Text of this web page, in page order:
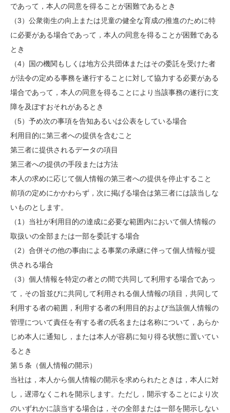
であって，本人の同意を得ることが困難であるとき
（3）公衆衛生の向上または児童の健全な育成の推進のために特
に必要がある場合であって，本人の同意を得ることが困難である
とき
（4）国の機関もしくは地方公共団体またはその委託を受けた者
が法令の定める事務を遂行することに対して協力する必要がある
場合であって，本人の同意を得ることにより当該事務の遂行に支
障を及ぼすおそれがあるとき
（5）予め次の事項を告知あるいは公表をしている場合
利用目的に第三者への提供を含むこと
第三者に提供されるデータの項目
第三者への提供の手段または方法
本人の求めに応じて個人情報の第三者への提供を停止すること
前項の定めにかかわらず，次に掲げる場合は第三者には該当しな
いものとします。
（1）当社が利用目的の達成に必要な範囲内において個人情報の
取扱いの全部または一部を委託する場合
（2）合併その他の事由による事業の承継に伴って個人情報が提
供される場合
（3）個人情報を特定の者との間で共同して利用する場合であっ
て，その旨並びに共同して利用される個人情報の項目，共同して
利用する者の範囲，利用する者の利用目的および当該個人情報の
管理について責任を有する者の氏名または名称について，あらか
じめ本人に通知し，または本人が容易に知り得る状態に置いてい
るとき
第５条（個人情報の開示）
当社は，本人から個人情報の開示を求められたときは，本人に対
し，遅滞なくこれを開示します。ただし，開示することにより次
のいずれかに該当する場合は，その全部または一部を開示しない